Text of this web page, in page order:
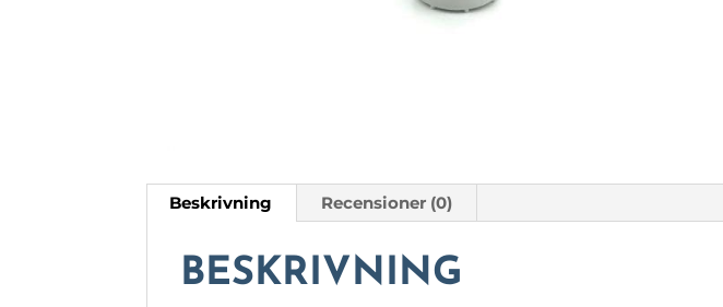
Beskrivning Recensioner (0)
BESKRIVNING